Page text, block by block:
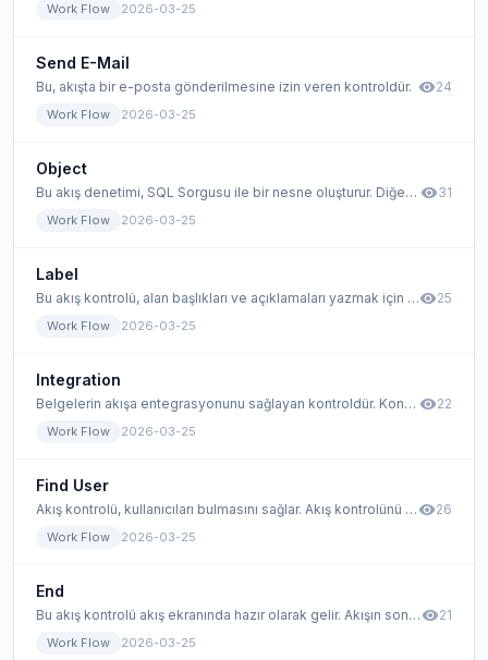
Work Flow 2026-03-25
Send E-Mail
Bu, akışta bir e-posta gönderilmesine izin veren kontroldür.
Work Flow 2026-03-25
visibility24
Object
Bu akış denetimi, SQL Sorgusu ile bir nesne oluşturur. Diğer akış kontrolleri, sorguda veya özelliklerde bu nesne kontrolünü kullanır.
Work Flow 2026-03-25
visibility31
Label
Bu akış kontrolü, alan başlıkları ve açıklamaları yazmak için kullanılır.
Work Flow 2026-03-25
visibility25
Integration
Belgelerin akışa entegrasyonunu sağlayan kontroldür. Kontrol, belge için Integration DB ile bütünleşir.
Work Flow 2026-03-25
visibility22
Find User
Akış kontrolü, kullanıcıları bulmasını sağlar. Akış kontrolünü kullanmak için soldaki menüden tuval ekranına sürükleyin.
Work Flow 2026-03-25
visibility26
End
Bu akış kontrolü akış ekranında hazır olarak gelir. Akışın sona erdiğini gösteren standart bir kontroldür.
Work Flow 2026-03-25
visibility21